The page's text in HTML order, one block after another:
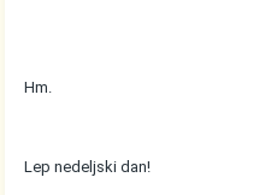
Hm.
Lep nedeljski dan!